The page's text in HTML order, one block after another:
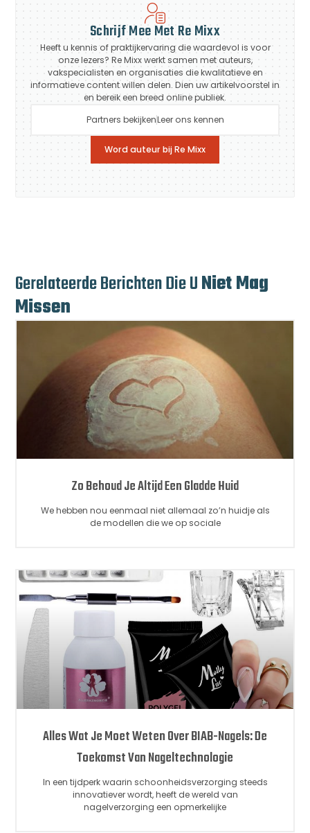
Schrijf Mee Met Re Mixx
Heeft u kennis of praktijkervaring die waardevol is voor
onze lezers? Re Mixx werkt samen met auteurs,
vakspecialisten en organisaties die kwalitatieve en
informatieve content willen delen. Dien uw artikelvoorstel in
en bereik een breed online publiek.
Partners bekijkenLeer ons kennen
Word auteur bij Re Mixx
Gerelateerde Berichten Die UNiet Mag
Missen
Zo Behoud Je Altijd Een Gladde Huid
We hebben nou eenmaal niet allemaal zo’n huidje als
de modellen die we op sociale
Alles Wat Je Moet Weten Over BIAB-Nagels: De
Toekomst Van Nageltechnologie
In een tijdperk waarin schoonheidsverzorging steeds
innovatiever wordt, heeft de wereld van
nagelverzorging een opmerkelijke